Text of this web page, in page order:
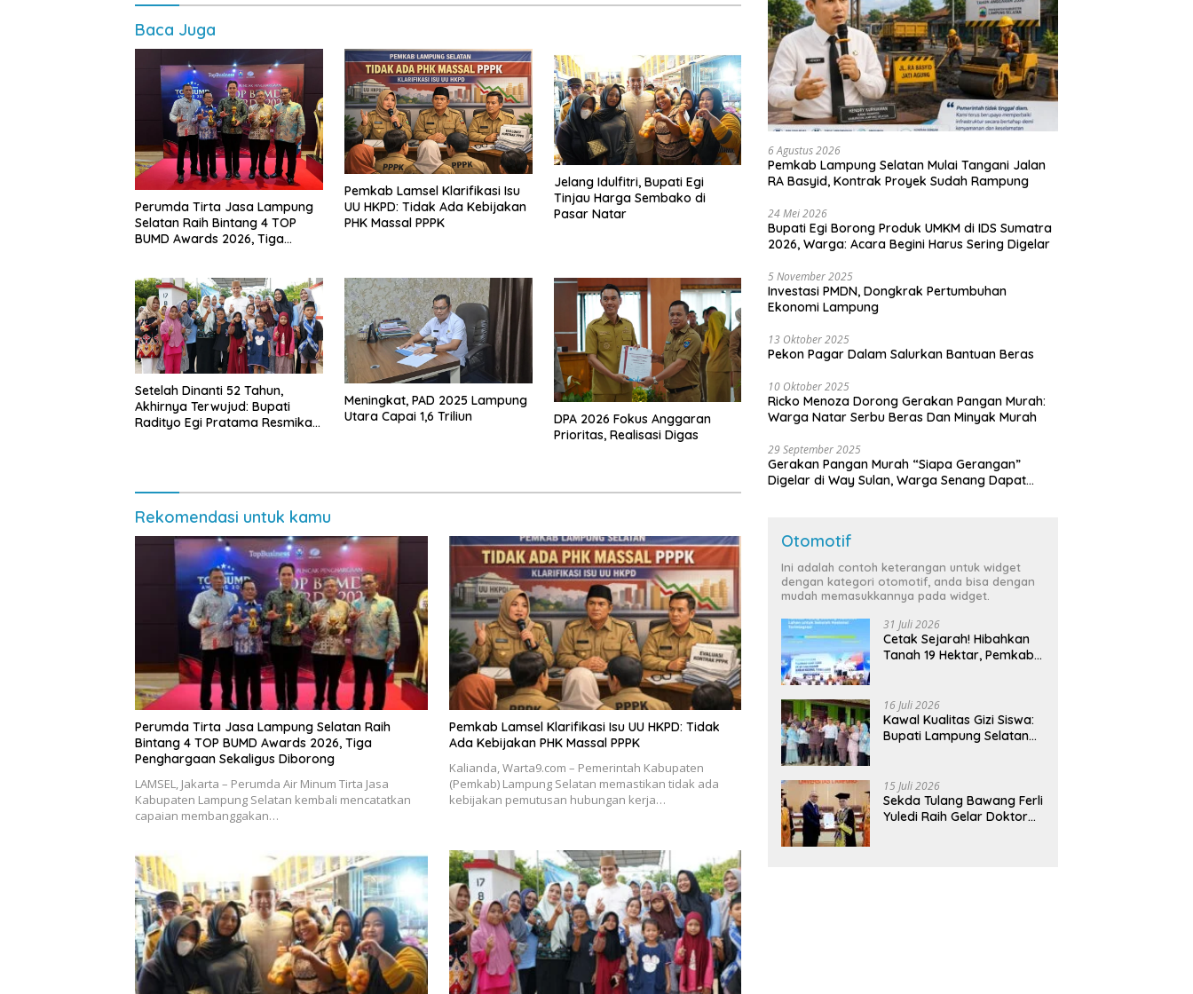
Baca Juga
Perumda Tirta Jasa Lampung
Selatan Raih Bintang 4 TOP
BUMD Awards 2026, Tiga
Pemkab Lamsel Klarifikasi Isu
UU HKPD: Tidak Ada Kebijakan
PHK Massal PPPK
Jelang Idulfitri, Bupati Egi
Tinjau Harga Sembako di
Pasar Natar
Setelah Dinanti 52 Tahun,
Akhirnya Terwujud: Bupati
Radityo Egi Pratama Resmikan
Meningkat, PAD 2025 Lampung
Utara Capai 1,6 Triliun
DPA 2026 Fokus Anggaran
Prioritas, Realisasi Digas
Rekomendasi untuk kamu
Perumda Tirta Jasa Lampung Selatan Raih
Bintang 4 TOP BUMD Awards 2026, Tiga
Penghargaan Sekaligus Diborong
LAMSEL, Jakarta – Perumda Air Minum Tirta Jasa
Kabupaten Lampung Selatan kembali mencatatkan
capaian membanggakan…
Pemkab Lamsel Klarifikasi Isu UU HKPD: Tidak
Ada Kebijakan PHK Massal PPPK
Kalianda, Warta9.com – Pemerintah Kabupaten
(Pemkab) Lampung Selatan memastikan tidak ada
kebijakan pemutusan hubungan kerja…
6 Agustus 2026
Pemkab Lampung Selatan Mulai Tangani Jalan
RA Basyid, Kontrak Proyek Sudah Rampung
24 Mei 2026
Bupati Egi Borong Produk UMKM di IDS Sumatra
2026, Warga: Acara Begini Harus Sering Digelar
5 November 2025
Investasi PMDN, Dongkrak Pertumbuhan
Ekonomi Lampung
13 Oktober 2025
Pekon Pagar Dalam Salurkan Bantuan Beras
10 Oktober 2025
Ricko Menoza Dorong Gerakan Pangan Murah:
Warga Natar Serbu Beras Dan Minyak Murah
29 September 2025
Gerakan Pangan Murah “Siapa Gerangan”
Digelar di Way Sulan, Warga Senang Dapat
Otomotif
Ini adalah contoh keterangan untuk widget
dengan kategori otomotif, anda bisa dengan
mudah memasukkannya pada widget.
31 Juli 2026
Cetak Sejarah! Hibahkan
Tanah 19 Hektar, Pemkab
Terintegrasi Pertama di
Lampung
16 Juli 2026
Kawal Kualitas Gizi Siswa:
Bupati Lampung Selatan
Bergizi Gratis di Natar
15 Juli 2026
Sekda Tulang Bawang Ferli
Yuledi Raih Gelar Doktor